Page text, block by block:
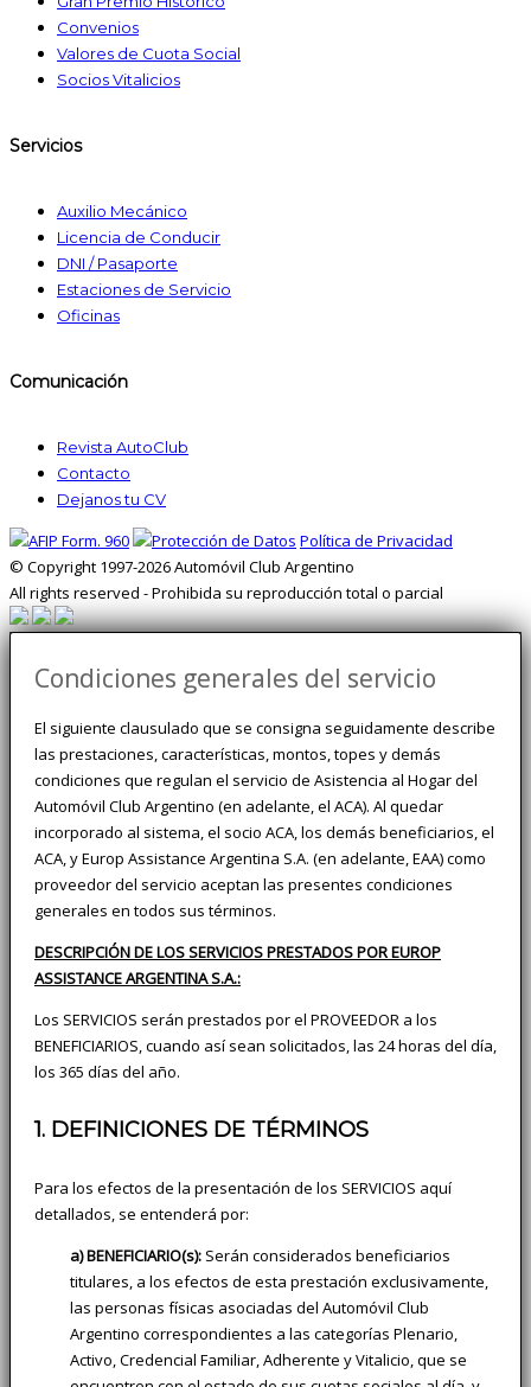
Convenios
Valores de Cuota Social
Socios Vitalicios
Servicios
Auxilio Mecánico
Licencia de Conducir
DNI / Pasaporte
Estaciones de Servicio
Oficinas
Comunicación
Revista AutoClub
Contacto
Dejanos tu CV
Política de Privacidad
© Copyright 1997-2026 Automóvil Club Argentino
All rights reserved - Prohibida su reproducción total o parcial
Condiciones generales del servicio
El siguiente clausulado que se consigna seguidamente describe
las prestaciones, características, montos, topes y demás
condiciones que regulan el servicio de Asistencia al Hogar del
Automóvil Club Argentino (en adelante, el ACA). Al quedar
incorporado al sistema, el socio ACA, los demás beneficiarios, el
ACA, y Europ Assistance Argentina S.A. (en adelante, EAA) como
proveedor del servicio aceptan las presentes condiciones
generales en todos sus términos.
DESCRIPCIÓN DE LOS SERVICIOS PRESTADOS POR EUROP
ASSISTANCE ARGENTINA S.A.:
Los SERVICIOS serán prestados por el PROVEEDOR a los
BENEFICIARIOS, cuando así sean solicitados, las 24 horas del día,
los 365 días del año.
1. DEFINICIONES DE TÉRMINOS
Para los efectos de la presentación de los SERVICIOS aquí
detallados, se entenderá por:
a) BENEFICIARIO(s): Serán considerados beneficiarios
titulares, a los efectos de esta prestación exclusivamente,
las personas físicas asociadas del Automóvil Club
Argentino correspondientes a las categorías Plenario,
Activo, Credencial Familiar, Adherente y Vitalicio, que se